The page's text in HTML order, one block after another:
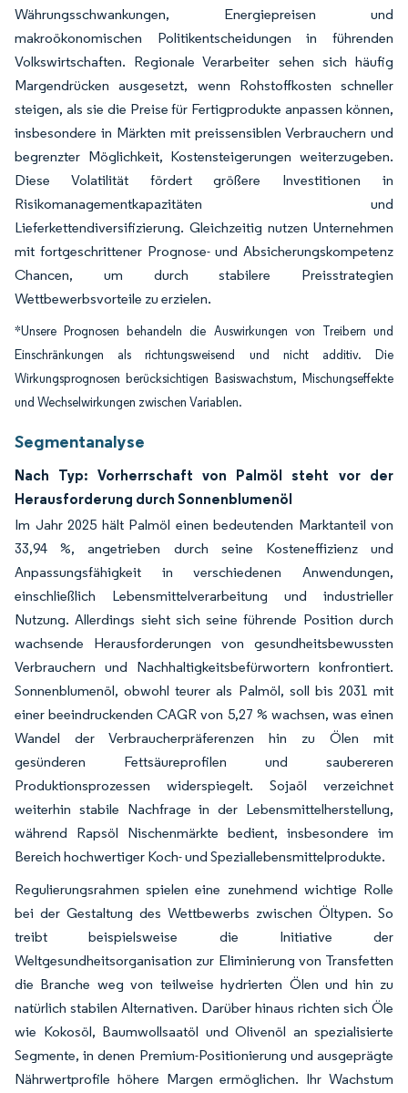
Währungsschwankungen, Energiepreisen und
makroökonomischen Politikentscheidungen in führenden
Volkswirtschaften. Regionale Verarbeiter sehen sich häufig
Margendrücken ausgesetzt, wenn Rohstoffkosten schneller
steigen, als sie die Preise für Fertigprodukte anpassen können,
insbesondere in Märkten mit preissensiblen Verbrauchern und
begrenzter Möglichkeit, Kostensteigerungen weiterzugeben.
Diese Volatilität fördert größere Investitionen in
Risikomanagementkapazitäten und
Lieferkettendiversifizierung. Gleichzeitig nutzen Unternehmen
mit fortgeschrittener Prognose- und Absicherungskompetenz
Chancen, um durch stabilere Preisstrategien
Wettbewerbsvorteile zu erzielen.
*Unsere Prognosen behandeln die Auswirkungen von Treibern und
Einschränkungen als richtungsweisend und nicht additiv. Die
Wirkungsprognosen berücksichtigen Basiswachstum, Mischungseffekte
und Wechselwirkungen zwischen Variablen.
Segmentanalyse
Nach Typ: Vorherrschaft von Palmöl steht vor der
Herausforderung durch Sonnenblumenöl
Im Jahr 2025 hält Palmöl einen bedeutenden Marktanteil von
33,94 %, angetrieben durch seine Kosteneffizienz und
Anpassungsfähigkeit in verschiedenen Anwendungen,
einschließlich Lebensmittelverarbeitung und industrieller
Nutzung. Allerdings sieht sich seine führende Position durch
wachsende Herausforderungen von gesundheitsbewussten
Verbrauchern und Nachhaltigkeitsbefürwortern konfrontiert.
Sonnenblumenöl, obwohl teurer als Palmöl, soll bis 2031 mit
einer beeindruckenden CAGR von 5,27 % wachsen, was einen
Wandel der Verbraucherpräferenzen hin zu Ölen mit
gesünderen Fettsäureprofilen und saubereren
Produktionsprozessen widerspiegelt. Sojaöl verzeichnet
weiterhin stabile Nachfrage in der Lebensmittelherstellung,
während Rapsöl Nischenmärkte bedient, insbesondere im
Bereich hochwertiger Koch- und Speziallebensmittelprodukte.
Regulierungsrahmen spielen eine zunehmend wichtige Rolle
bei der Gestaltung des Wettbewerbs zwischen Öltypen. So
treibt beispielsweise die Initiative der
Weltgesundheitsorganisation zur Eliminierung von Transfetten
die Branche weg von teilweise hydrierten Ölen und hin zu
natürlich stabilen Alternativen. Darüber hinaus richten sich Öle
wie Kokosöl, Baumwollsaatöl und Olivenöl an spezialisierte
Segmente, in denen Premium-Positionierung und ausgeprägte
Nährwertprofile höhere Margen ermöglichen. Ihr Wachstum